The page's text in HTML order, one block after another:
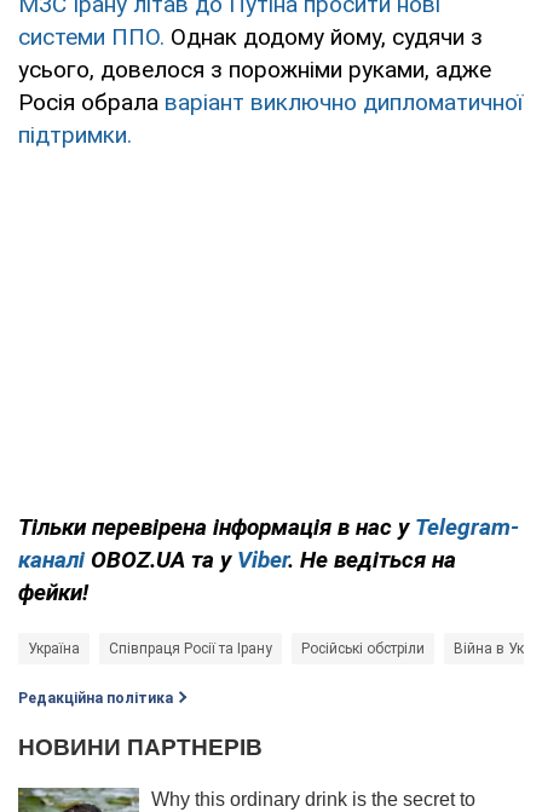
системи ППО. Однак додому йому, судячи з
усього, довелося з порожніми руками, адже
Росія обрала варіант виключно дипломатичної
підтримки.
Тільки перевірена інформація в нас у Telegram-
каналі OBOZ.UA та у Viber. Не ведіться на
фейки!
Україна Співпраця Росії та Ірану Російські обстріли Війна в
Редакційна політика